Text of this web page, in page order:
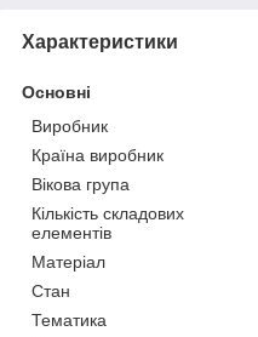
Характеристики
Основні
Виробник
Країна виробник
Вікова група
Кількість складових
елементів
Матеріал
Стан
Тематика